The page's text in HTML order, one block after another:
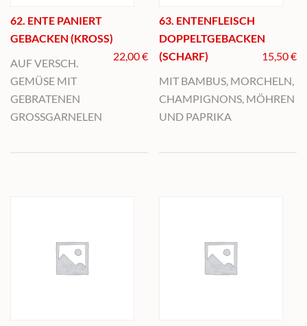
62. ENTE PANIERT
GEBACKEN (KROSS)
22,00€
AUF VERSCH.
GEMÜSE MIT
GEBRATENEN
GROSSGARNELEN
63. ENTENFLEISCH
DOPPELTGEBACKEN
(SCHARF)
15,50€
MIT BAMBUS, MORCHELN,
CHAMPIGNONS, MÖHREN
UND PAPRIKA